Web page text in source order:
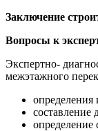
Заключение
Вопросы к
Экспертно-
межэтажного
определения
составление
определение